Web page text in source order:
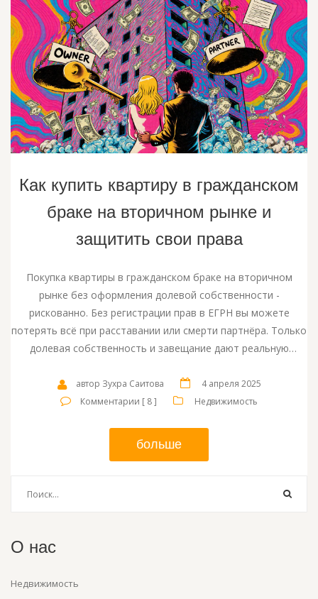
Как купить квартиру в гражданском
браке на вторичном рынке и
защитить свои права
Покупка квартиры в гражданском браке на вторичном
рынке без оформления долевой собственности -
рискованно. Без регистрации прав в ЕГРН вы можете
потерять всё при расставании или смерти партнёра. Только
долевая собственность и завещание дают реальную
автор Зухра Саитова
4 апреля 2025
Комментарии [ 8 ]
Недвижимость
больше
О нас
Недвижимость